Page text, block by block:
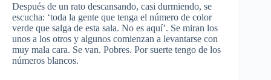
Después de un rato descansando, casi durmiendo, se
escucha: ‘toda la gente que tenga el número de color
verde que salga de esta sala. No es aquí’. Se miran los
unos a los otros y algunos comienzan a levantarse con
muy mala cara. Se van. Pobres. Por suerte tengo de los
números blancos.